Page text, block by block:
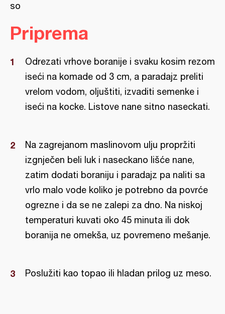
so
Priprema
Odrezati vrhove boranije i svaku kosim rezom
iseći na komade od 3 cm, a paradajz preliti
vrelom vodom, oljuštiti, izvaditi semenke i
iseći na kocke. Listove nane sitno naseckati.
Na zagrejanom maslinovom ulju propržiti
izgnječen beli luk i naseckano lišće nane,
zatim dodati boraniju i paradajz pa naliti sa
vrlo malo vode koliko je potrebno da povrće
ogrezne i da se ne zalepi za dno. Na niskoj
temperaturi kuvati oko 45 minuta ili dok
boranija ne omekša, uz povremeno mešanje.
Poslužiti kao topao ili hladan prilog uz meso.